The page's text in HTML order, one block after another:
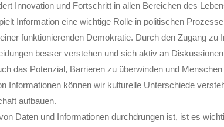
Innovation und Fortschritt in allen Bereichen des
Information eine wichtige Rolle in politischen
funktionierenden Demokratie. Durch den Zugang zu
besser verstehen und sich aktiv an
das Potenzial, Barrieren zu überwinden und
Informationen können wir kulturelle Unterschiede
aufbauen.
Daten und Informationen durchdrungen ist, ist es